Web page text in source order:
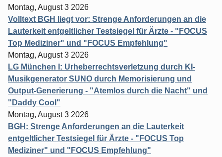
Montag, August 3 2026
Volltext BGH liegt vor: Strenge Anforderungen an die
Lauterkeit entgeltlicher Testsiegel für Ärzte - "FOCUS
Top Mediziner" und "FOCUS Empfehlung"
Montag, August 3 2026
LG München I: Urheberrechtsverletzung durch KI-
Musikgenerator SUNO durch Memorisierung und
Output-Generierung - "Atemlos durch die Nacht" und
"Daddy Cool"
Montag, August 3 2026
BGH: Strenge Anforderungen an die Lauterkeit
entgeltlicher Testsiegel für Ärzte - "FOCUS Top
Mediziner" und "FOCUS Empfehlung"